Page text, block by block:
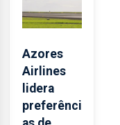
Azores
Airlines
lidera
preferênci